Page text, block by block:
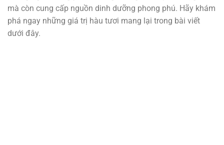
mà còn cung cấp nguồn dinh dưỡng phong phú. Hãy khám
phá ngay những giá trị hàu tươi mang lại trong bài viết
dưới đây.